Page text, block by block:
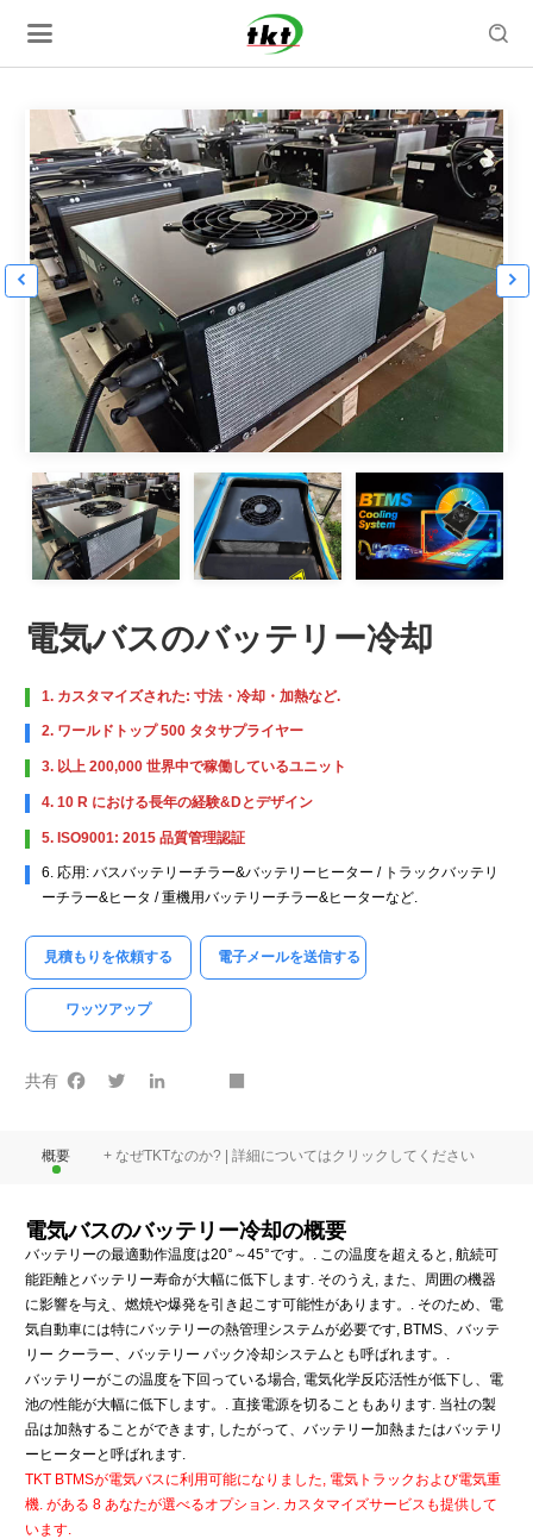

 
電気バスのバッテリー冷却
1. カスタマイズされた: 寸法・冷却・加熱など.
2. ワールドトップ 500 タタサプライヤー
3. 以上 200,000 世界中で稼働しているユニット
4. 10 R における長年の経験&Dとデザイン
5. ISO9001: 2015 品質管理認証
6. 応用: バスバッテリーチラー&バッテリーヒーター / トラックバッテリ
ーチラー&ヒータ / 重機用バッテリーチラー&ヒーターなど.
見積もりを依頼する 電子メールを送信する
ワッツアップ
共有 FacebookTwitter youtube
概要 + なぜTKTなのか? | 詳細についてはクリックしてください
電気バスのバッテリー冷却の概要
バッテリーの最適動作温度は20°～45°です。. この温度を超えると, 航続可
能距離とバッテリー寿命が大幅に低下します. そのうえ, また、周囲の機器
に影響を与え、燃焼や爆発を引き起こす可能性があります。. そのため、電
気自動車には特にバッテリーの熱管理システムが必要です, BTMS、バッテ
リー クーラー、バッテリー パック冷却システムとも呼ばれます。.
バッテリーがこの温度を下回っている場合, 電気化学反応活性が低下し、電
池の性能が大幅に低下します。. 直接電源を切ることもあります. 当社の製
品は加熱することができます, したがって、バッテリー加熱またはバッテリ
ーヒーターと呼ばれます.
TKT BTMSが電気バスに利用可能になりました, 電気トラックおよび電気重
機. がある 8 あなたが選べるオプション. カスタマイズサービスも提供して
います.